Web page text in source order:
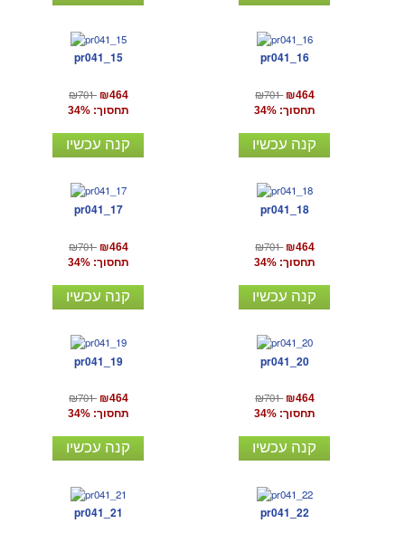
pr041_15
₪701 ₪464
תחסוך: 34%
קנה עכשיו
pr041_16
₪701 ₪464
תחסוך: 34%
קנה עכשיו
pr041_17
₪701 ₪464
תחסוך: 34%
קנה עכשיו
pr041_18
₪701 ₪464
תחסוך: 34%
קנה עכשיו
pr041_19
₪701 ₪464
תחסוך: 34%
קנה עכשיו
pr041_20
₪701 ₪464
תחסוך: 34%
קנה עכשיו
pr041_21 pr041_22